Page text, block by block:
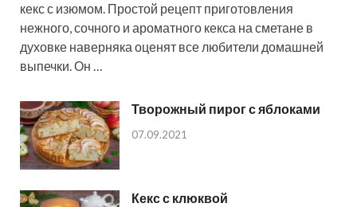
кекс с изюмом. Простой рецепт приготовления
нежного, сочного и ароматного кекса на сметане в
духовке наверняка оценят все любители домашней
выпечки. Он …
Творожный пирог с яблоками
07.09.2021
Кекс с клюквой